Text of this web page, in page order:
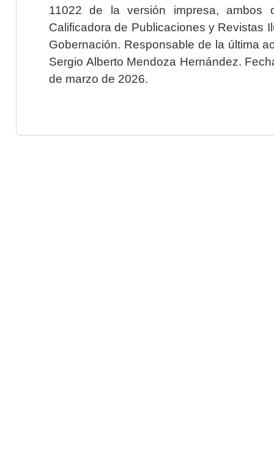
11022 de la versión impresa, ambos
Calificadora de Publicaciones y Revistas
Gobernación. Responsable de la última
Sergio Alberto Mendoza Hernández.
de marzo de 2026.